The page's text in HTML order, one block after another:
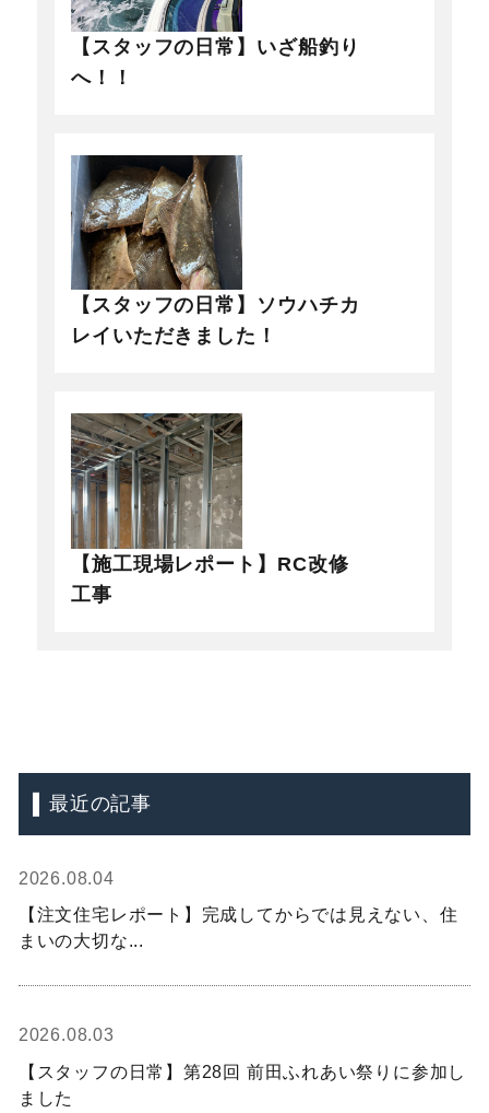
【スタッフの日常】いざ船釣り
へ！！
【スタッフの日常】ソウハチカ
レイいただきました！
【施工現場レポート】RC改修
工事
最近の記事
2026.08.04
【注文住宅レポート】完成してからでは見えない、住
まいの大切な...
2026.08.03
【スタッフの日常】第28回 前田ふれあい祭りに参加し
ました